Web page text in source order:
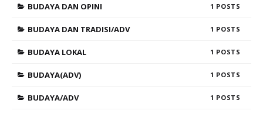
BUDAYA DAN OPINI 1
BUDAYA DAN TRADISI/ADV 1
BUDAYA LOKAL 1
BUDAYA(ADV) 1
BUDAYA/ADV 1